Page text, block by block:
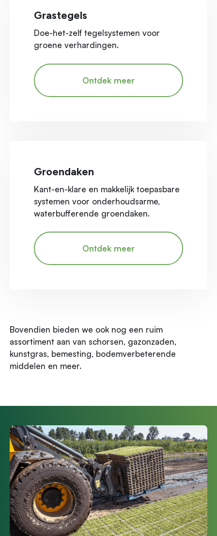
Grastegels
Doe-het-zelf tegelsystemen voor
groene verhardingen.
Ontdek meer
Groendaken
Kant-en-klare en makkelijk toepasbare
systemen voor onderhoudsarme,
waterbufferende groendaken.
Ontdek meer
Bovendien bieden we ook nog een ruim
assortiment aan van schorsen, gazonzaden,
kunstgras, bemesting, bodemverbeterende
middelen en meer.